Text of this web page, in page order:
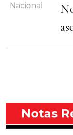
Nacional
Notas